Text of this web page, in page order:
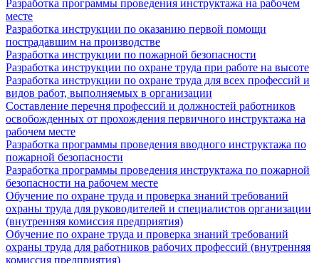
Разработка программы проведения инструктажа на рабочем
месте
Разработка инструкции по оказанию первой помощи
пострадавшим на производстве
Разработка инструкции по пожарной безопасности
Разработка инструкции по охране труда при работе на высоте
Разработка инструкции по охране труда для всех профессий и
видов работ, выполняемых в организации
Составление перечня профессий и должностей работников
освобожденных от прохождения первичного инструктажа на
рабочем месте
Разработка программы проведения вводного инструктажа по
пожарной безопасности
Разработка программы проведения инструктажа по пожарной
безопасности на рабочем месте
Обучение по охране труда и проверка знаний требований
охраны труда для руководителей и специалистов организации
(внутренняя комиссия предприятия)
Обучение по охране труда и проверка знаний требований
охраны труда для работников рабочих профессий (внутренняя
комиссия предприятия)